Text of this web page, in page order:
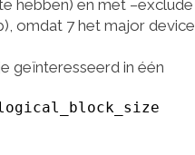
hebben) en met –exclude
omdat 7 het major device
geïnteresseerd in één